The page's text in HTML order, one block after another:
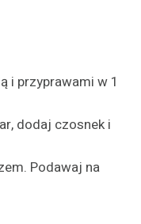
i przyprawami w 1
dodaj czosnek i
Podawaj na